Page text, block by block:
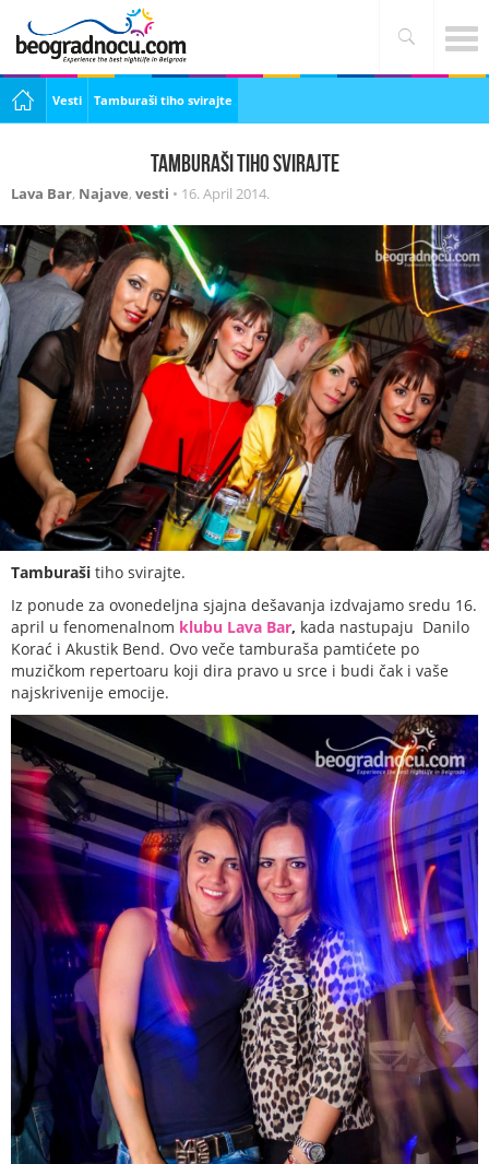
Vesti Tamburaši tiho svirajte
Tamburaši tiho svirajte
Lava Bar, Najave, vesti • 16. April 2014.
Tamburaši tiho svirajte.
Iz ponude za ovonedeljna sjajna dešavanja izdvajamo sredu 16.
april u fenomenalnom klubu Lava Bar, kada nastupaju Danilo
Korać i Akustik Bend. Ovo veče tamburaša pamtićete po
muzičkom repertoaru koji dira pravo u srce i budi čak i vaše
najskrivenije emocije.